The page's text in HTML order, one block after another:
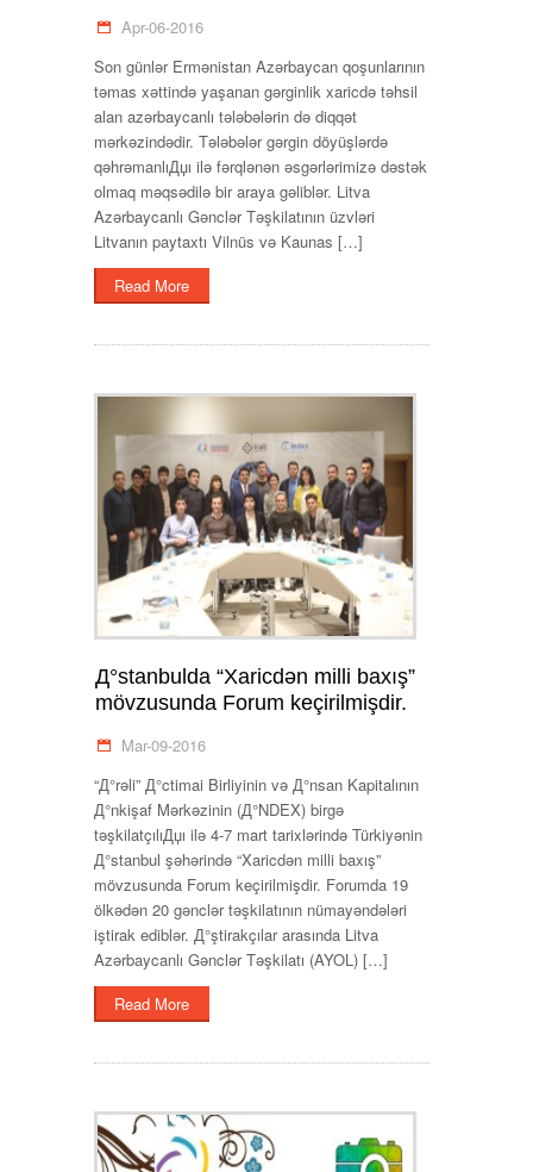
Apr-06-2016
Son günlər Ermənistan Azərbaycan qoşunlarının
təmas xəttində yaşanan gərginlik xaricdə təhsil
alan azərbaycanlı tələbələrin də diqqət
mərkəzindədir. Tələbələr gərgin döyüşlərdə
qəhrəmanlıДџı ilə fərqlənən əsgərlərimizə dəstək
olmaq məqsədilə bir araya gəliblər. Litva
Azərbaycanlı Gənclər Təşkilatının üzvləri
Litvanın paytaxtı Vilnüs və Kaunas […]
Read More
Д°stanbulda “Xaricdən milli baxış”
mövzusunda Forum keçirilmişdir.
Mar-09-2016
“Д°rəli” Д°ctimai Birliyinin və Д°nsan Kapitalının
Д°nkişaf Mərkəzinin (Д°NDEX) birgə
təşkilatçılıДџı ilə 4-7 mart tarixlərində Türkiyənin
Д°stanbul şəhərində “Xaricdən milli baxış”
mövzusunda Forum keçirilmişdir. Forumda 19
ölkədən 20 gənclər təşkilatının nümayəndələri
iştirak ediblər. Д°ştirakçılar arasında Litva
Azərbaycanlı Gənclər Təşkilatı (AYOL) […]
Read More